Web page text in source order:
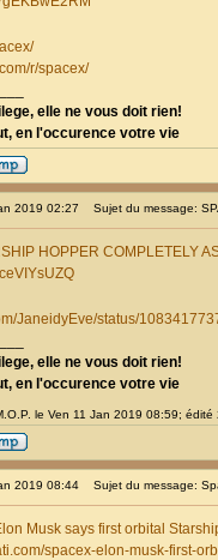
r/spacex/
elle ne vous doit rien!
en l'occurence votre vie
2019 02:27 Sujet du message:
HOPPER COMPLETELY
JaneidyEve/status/
elle ne vous doit rien!
en l'occurence votre vie
le Ven 11 Jan 2019 08:59; édité
2019 08:44 Sujet du message:
Musk says first orbital
spacex-elon-musk-first-